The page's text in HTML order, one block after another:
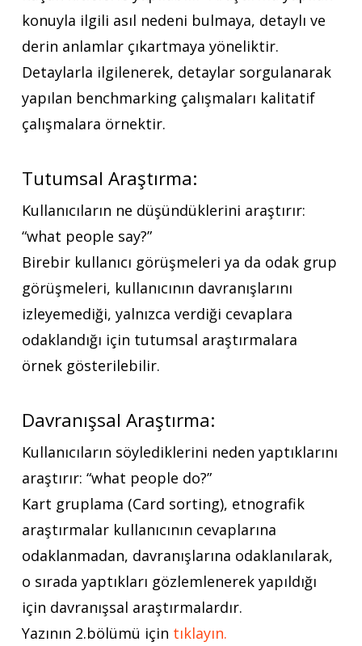
konuyla ilgili asıl nedeni bulmaya, detaylı ve
derin anlamlar çıkartmaya yöneliktir.
Detaylarla ilgilenerek, detaylar sorgulanarak
yapılan benchmarking çalışmaları kalitatif
çalışmalara örnektir.
Tutumsal Araştırma:
Kullanıcıların ne düşündüklerini araştırır:
“what people say?”
Birebir kullanıcı görüşmeleri ya da odak grup
görüşmeleri, kullanıcının davranışlarını
izleyemediği, yalnızca verdiği cevaplara
odaklandığı için tutumsal araştırmalara
örnek gösterilebilir.
Davranışsal Araştırma:
Kullanıcıların söylediklerini neden yaptıklarını
araştırır: “what people do?”
Kart gruplama (Card sorting), etnografik
araştırmalar kullanıcının cevaplarına
odaklanmadan, davranışlarına odaklanılarak,
o sırada yaptıkları gözlemlenerek yapıldığı
için davranışsal araştırmalardır.
Yazının 2.bölümü için tıklayın.